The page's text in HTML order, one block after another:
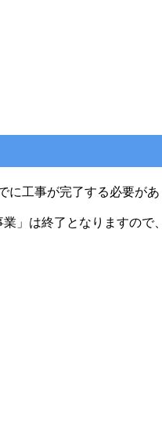
工事が完了する必要があ
」は終了となりますので